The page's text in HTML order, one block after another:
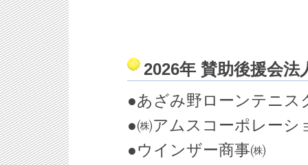
2026年 賛助後援会法
●あざみ野ロー
●㈱アムスコーポレ
●ウインザー商事㈱ ●